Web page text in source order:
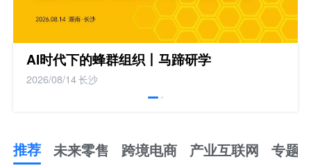
AI时代下的蜂群组织丨马蹄研学
2026/08/14长沙
推荐 未来零售 跨境电商 产业互联网 专题